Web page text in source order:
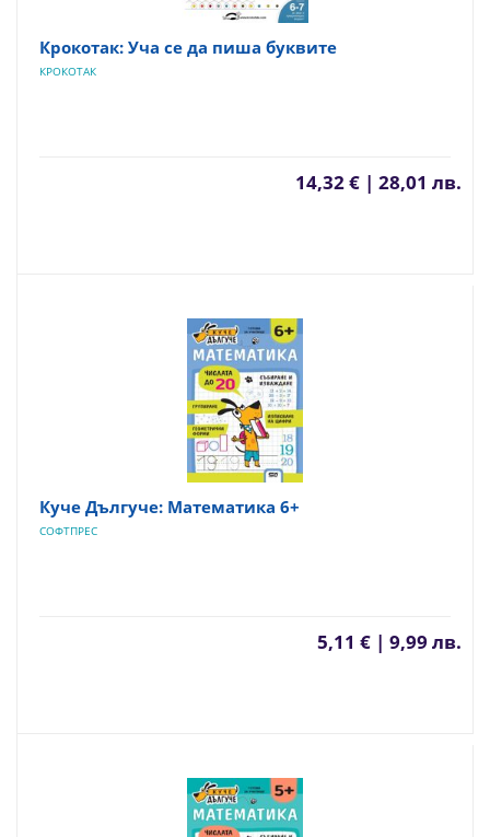
Крокотак: Уча се да пиша буквите
КРОКОТАК
14,32 € | 28,01 лв.
Куче Дългуче: Математика 6+
СОФТПРЕС
5,11 € | 9,99 лв.